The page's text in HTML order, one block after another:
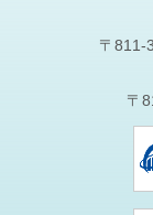
〒811-
〒